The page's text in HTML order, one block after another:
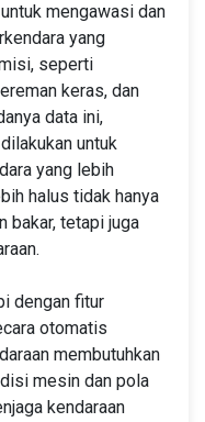
mengawasi dan
yang
seperti
keras, dan
data ini,
untuk
yang lebih
halus tidak hanya
bakar, tetapi juga
dengan fitur
otomatis
membutuhkan
mesin dan pola
kendaraan